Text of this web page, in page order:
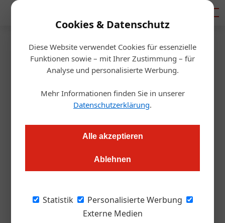
Cookies & Datenschutz
Diese Website verwendet Cookies für essenzielle
Funktionen sowie – mit Ihrer Zustimmung – für
Analyse und personalisierte Werbung.
Mehr Informationen finden Sie in unserer
Datenschutzerklärung.
Alle akzeptieren
Ablehnen
Statistik
Personalisierte Werbung
Externe Medien
Startseite/Gastro & Hotel
Aufruf zum Jägermeister
Cocktail-Wettbewerb
Die Meister Hunter Competition 2025 lädt talentierte
Finnland, Großbritannien, Tschechien, Slowakei und Irland
ein, mit ihren Cocktailkreationen zu beeindrucken.